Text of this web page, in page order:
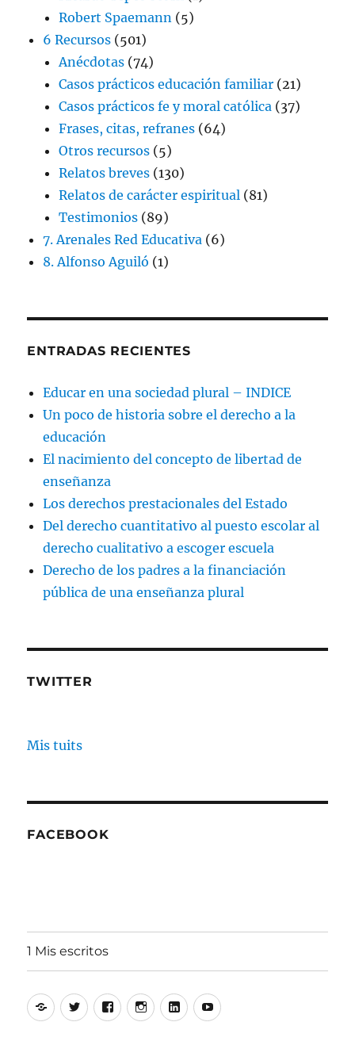
Robert Spaemann (5)
6 Recursos (501)
Anécdotas (74)
Casos prácticos educación familiar (21)
Casos prácticos fe y moral católica (37)
Frases, citas, refranes (64)
Otros recursos (5)
Relatos breves (130)
Relatos de carácter espiritual (81)
Testimonios (89)
7. Arenales Red Educativa (6)
8. Alfonso Aguiló (1)
ENTRADAS RECIENTES
Educar en una sociedad plural – INDICE
Un poco de historia sobre el derecho a la
educación
El nacimiento del concepto de libertad de
enseñanza
Los derechos prestacionales del Estado
Del derecho cuantitativo al puesto escolar al
derecho cualitativo a escoger escuela
Derecho de los padres a la financiación
pública de una enseñanza plural
TWITTER
Mis tuits
FACEBOOK
1 Mis escritos
Alfonso
Aguiló
TwitterFacebookInstagram
LinkedinYoutube